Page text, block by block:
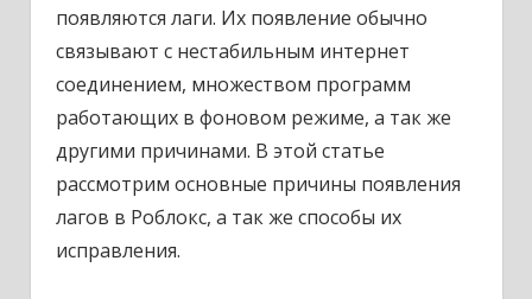
появляются лаги. Их появление обычно
связывают с нестабильным интернет
соединением, множеством программ
работающих в фоновом режиме, а так же
другими причинами. В этой статье
рассмотрим основные причины появления
лагов в Роблокс, а так же способы их
исправления.